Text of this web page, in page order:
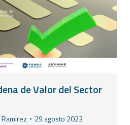
de Valor del Sector
29 agosto 2023